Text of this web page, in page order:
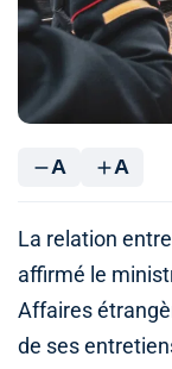
A A
La relation entre
affirmé le
Affaires
de ses